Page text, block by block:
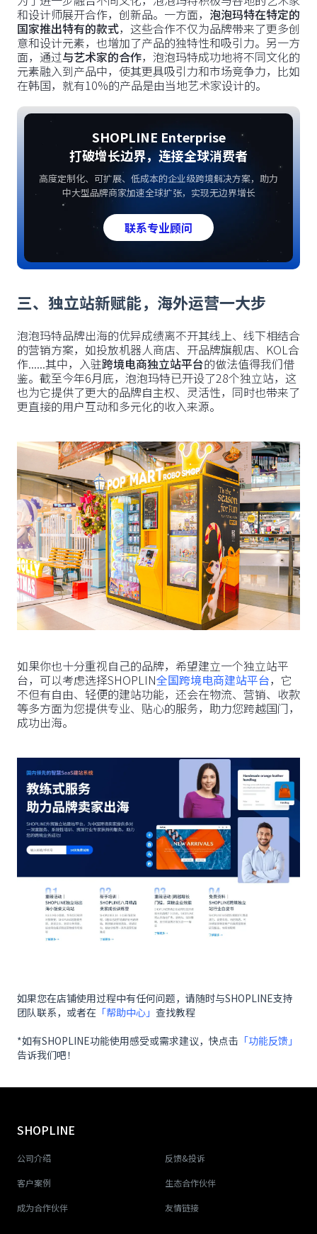
和设计师展开合作，创新品。一方面， 泡泡玛特在特定的
国家推出特有的款式，这些合作不仅为品牌带来了更多创
意和设计元素，也增加了产品的独特性和吸引力。另一方
面，通过与艺术家的合作，泡泡玛特成功地将不同文化的
元素融入到产品中，使其更具吸引力和市场竞争力，比如
在韩国，就有10%的产品是由当地艺术家设计的。
SHOPLINE Enterprise
打破增长边界，连接全球消费者
高度定制化、可扩展、低成本的企业级跨境解决方案，助力
中大型品牌商家加速全球扩张，实现无边界增长
联系专业顾问
三、独立站新赋能，海外运营一大步
泡泡玛特品牌出海的优异成绩离不开其线上、线下相结合
的营销方案，如投放机器人商店、开品牌旗舰店、KOL合
作......其中，入驻跨境电商独立站平台的做法值得我们借
鉴。截至今年6月底，泡泡玛特已开设了28个独立站，这
也为它提供了更大的品牌自主权、灵活性，同时也带来了
更直接的用户互动和多元化的收入来源。
如果你也十分重视自己的品牌，希望建立一个独立站平
台，可以考虑选择SHOPLIN全国跨境电商建站平台，它
不但有自由、轻便的建站功能，还会在物流、营销、收款
等多方面为您提供专业、贴心的服务，助力您跨越国门，
成功出海。
如果您在店铺使用过程中有任何问题，请随时与SHOPLINE支持
团队联系，或者在 「帮助中心」 查找教程
*如有SHOPLINE功能使用感受或需求建议，快点击 「功能反馈」
告诉我们吧！
SHOPLINE
公司介绍 反馈&投诉
客户案例 生态合作伙伴
成为合作伙伴 友情链接